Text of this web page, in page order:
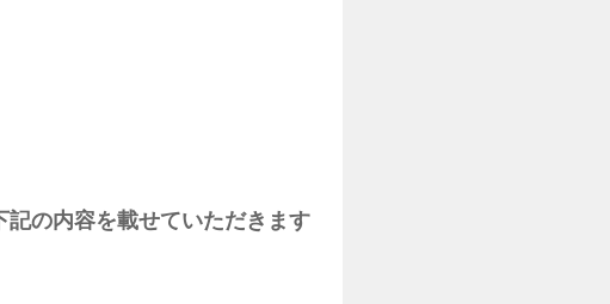
記の内容を載せていただきます